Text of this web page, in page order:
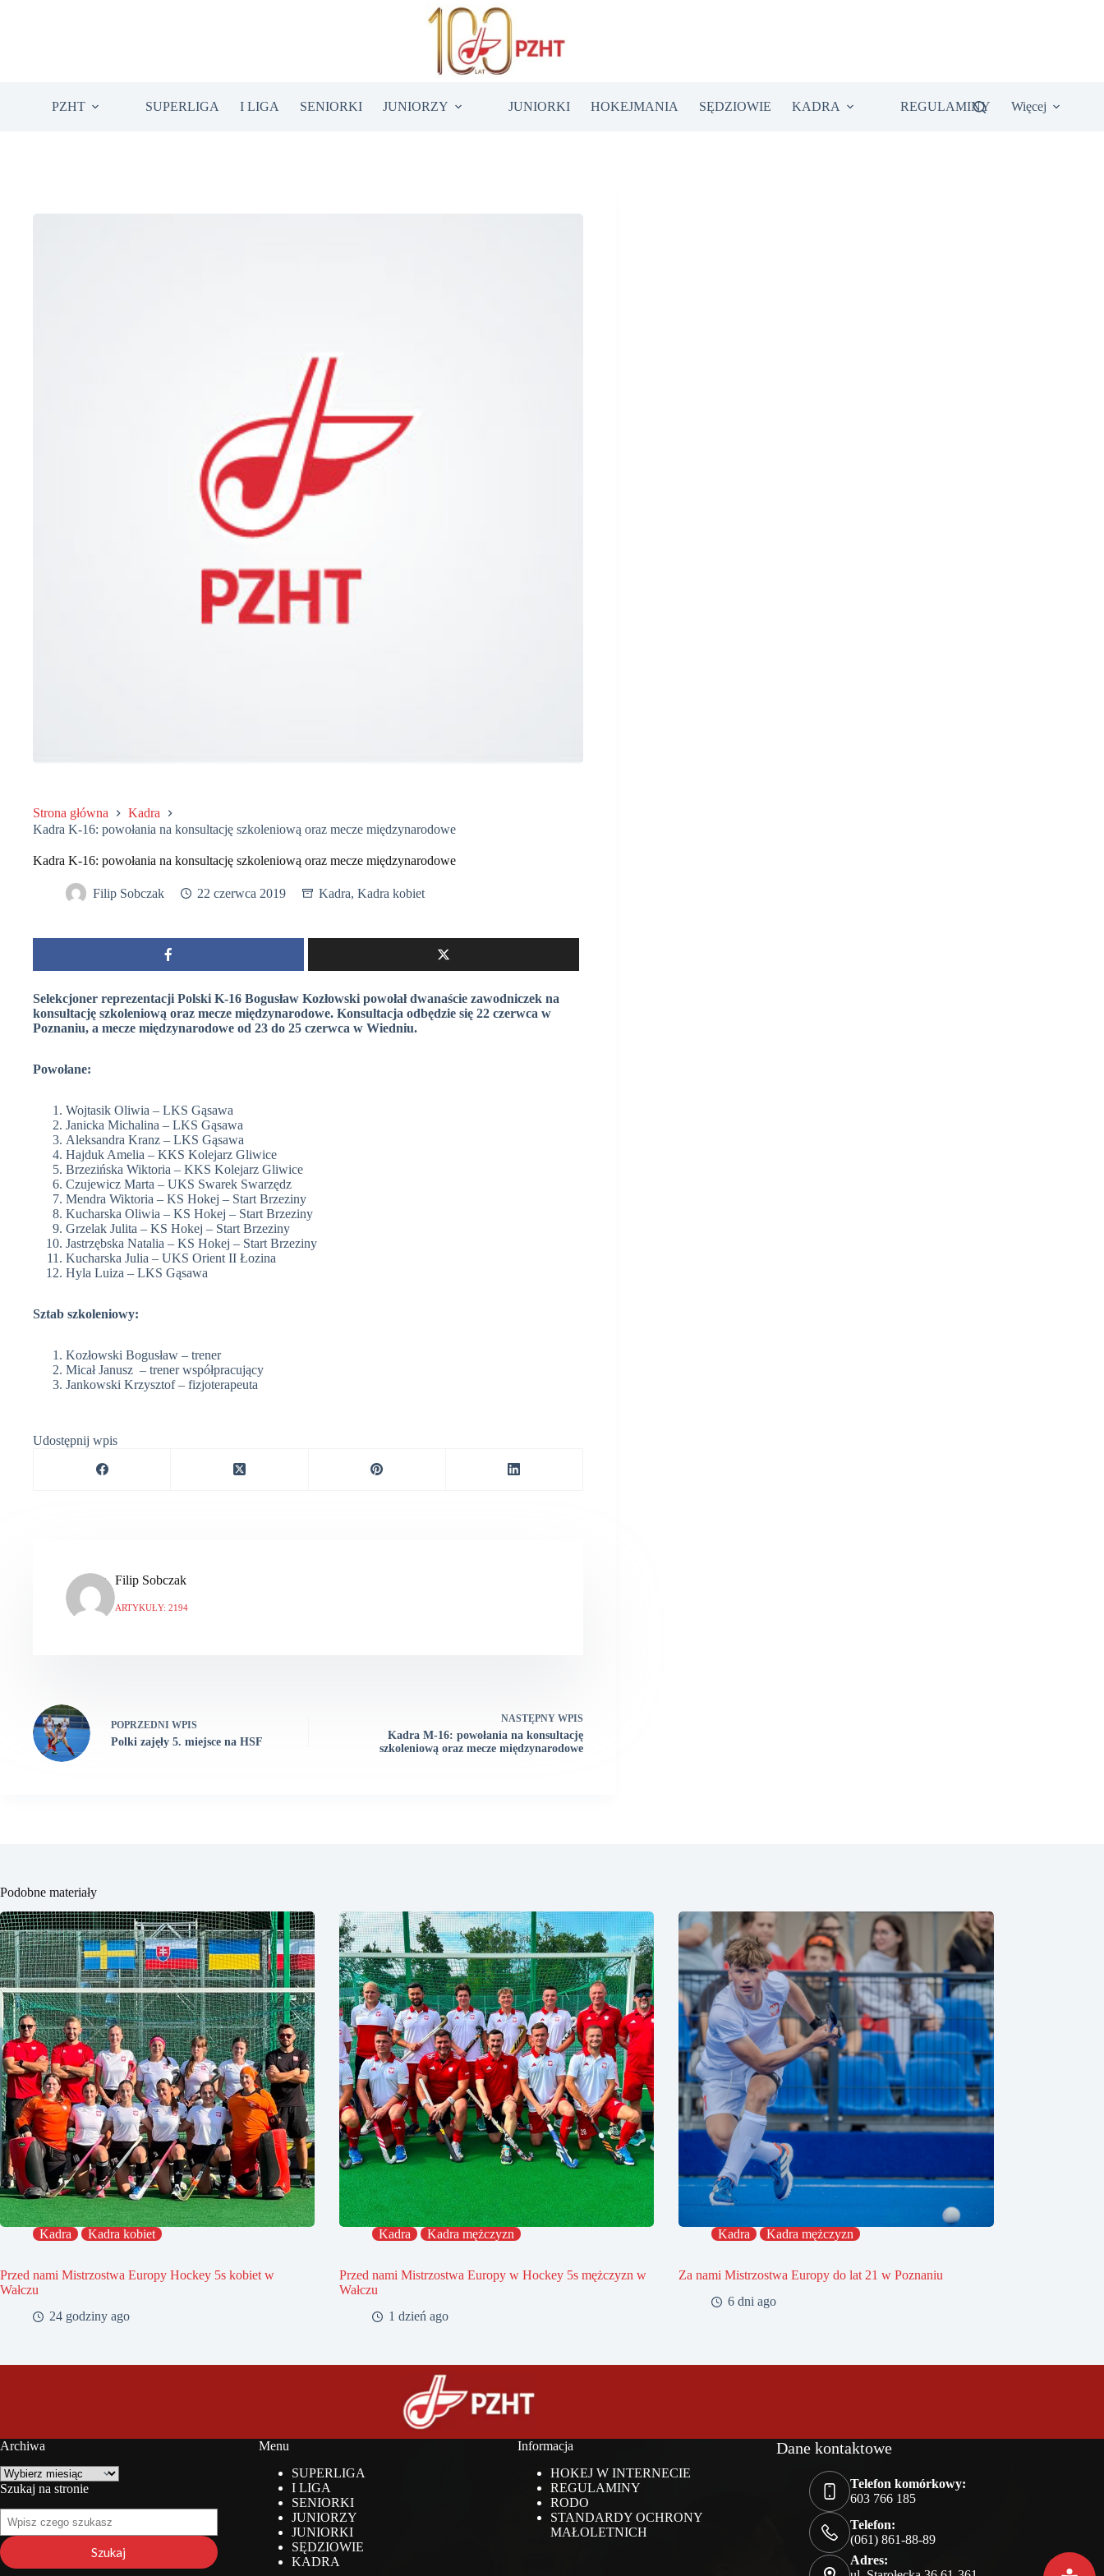
PZHT SUPERLIGA I LIGA SENIORKI JUNIORZY JUNIORKI HOKEJMANIA SĘDZIOWIE KADRA REGULAMINY Więcej
Strona główna
Kadra
Kadra K-16: powołania na konsultację szkoleniową oraz mecze międzynarodowe
Kadra K-16: powołania na konsultację szkoleniową oraz mecze międzynarodowe
Filip Sobczak 22 czerwca 2019 Kadra, Kadra kobiet
Selekcjoner reprezentacji Polski K-16 Bogusław Kozłowski powołał dwanaście zawodniczek na
konsultację szkoleniową oraz mecze międzynarodowe. Konsultacja odbędzie się 22 czerwca w
Poznaniu, a mecze międzynarodowe od 23 do 25 czerwca w Wiedniu.
Powołane:
Wojtasik Oliwia – LKS Gąsawa
Janicka Michalina – LKS Gąsawa
Aleksandra Kranz – LKS Gąsawa
Hajduk Amelia – KKS Kolejarz Gliwice
Brzezińska Wiktoria – KKS Kolejarz Gliwice
Czujewicz Marta – UKS Swarek Swarzędz
Mendra Wiktoria – KS Hokej – Start Brzeziny
Kucharska Oliwia – KS Hokej – Start Brzeziny
Grzelak Julita – KS Hokej – Start Brzeziny
Jastrzębska Natalia – KS Hokej – Start Brzeziny
Kucharska Julia – UKS Orient II Łozina
Hyla Luiza – LKS Gąsawa
Sztab szkoleniowy:
Kozłowski Bogusław – trener
Micał Janusz – trener współpracujący
Jankowski Krzysztof – fizjoterapeuta
Udostępnij wpis
Filip Sobczak
ARTYKUŁY: 2194
POPRZEDNI WPIS
Polki zajęły 5. miejsce na HSF
NASTĘPNY WPIS
Kadra M-16: powołania na konsultację
szkoleniową oraz mecze międzynarodowe
Podobne materiały
Kadra Kadra kobiet
Przed nami Mistrzostwa Europy Hockey 5s kobiet w
Wałczu
24 godziny ago
Kadra Kadra mężczyzn
Przed nami Mistrzostwa Europy w Hockey 5s mężczyzn w
Wałczu
1 dzień ago
Kadra Kadra mężczyzn
Za nami Mistrzostwa Europy do lat 21 w Poznaniu
6 dni ago
Archiwa
Archiwa
Szukaj na stronie
na
stronie
Szukaj
Menu
SUPERLIGA
I LIGA
SENIORKI
JUNIORZY
JUNIORKI
SĘDZIOWIE
KADRA
Informacja
HOKEJ W INTERNECIE
REGULAMINY
RODO
STANDARDY OCHRONY
MAŁOLETNICH
Dane kontaktowe
Telefon komórkowy:
603 766 185
Telefon:
(061) 861-88-89
Adres: